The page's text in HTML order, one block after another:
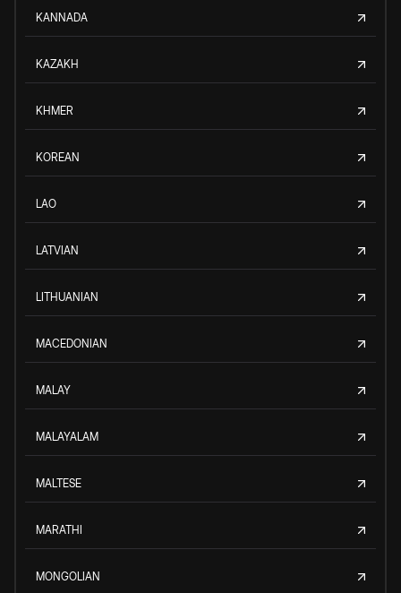
KANNADA
KAZAKH
KHMER
KOREAN
LAO
LATVIAN
LITHUANIAN
MACEDONIAN
MALAY
MALAYALAM
MALTESE
MARATHI
MONGOLIAN